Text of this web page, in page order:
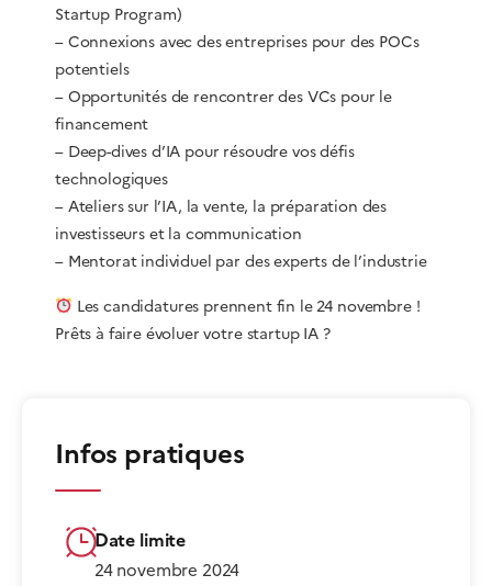
Startup Program)
– Connexions avec des entreprises pour des POCs
potentiels
– Opportunités de rencontrer des VCs pour le
financement
– Deep-dives d’IA pour résoudre vos défis
technologiques
– Ateliers sur l’IA, la vente, la préparation des
investisseurs et la communication
– Mentorat individuel par des experts de l’industrie
Les candidatures prennent fin le 24 novembre !
Prêts à faire évoluer votre startup IA ?
Infos pratiques
Date limite
24 novembre 2024